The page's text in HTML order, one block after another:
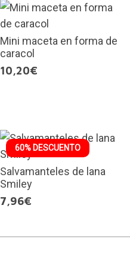
Mini maceta en forma de
caracol
10,20€
60% DESCUENTO
Salvamanteles de lana
Smiley
7,96€